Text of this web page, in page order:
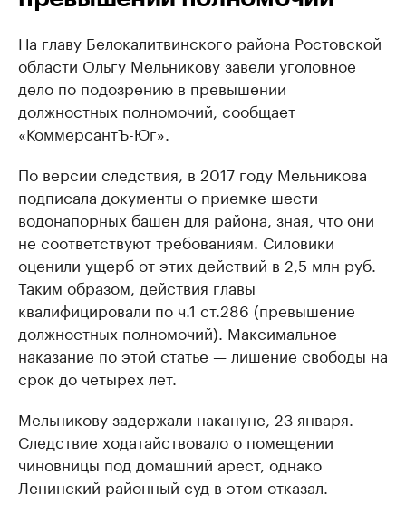
На главу Белокалитвинского района Ростовской
области Ольгу Мельникову завели уголовное
дело по подозрению в превышении
должностных полномочий, сообщает
«КоммерсантЪ-Юг».
По версии следствия, в 2017 году Мельникова
подписала документы о приемке шести
водонапорных башен для района, зная, что они
не соответствуют требованиям. Силовики
оценили ущерб от этих действий в 2,5 млн руб.
Таким образом, действия главы
квалифицировали по ч.1 ст.286 (превышение
должностных полномочий). Максимальное
наказание по этой статье — лишение свободы на
срок до четырех лет.
Мельникову задержали накануне, 23 января.
Следствие ходатайствовало о помещении
чиновницы под домашний арест, однако
Ленинский районный суд в этом отказал.